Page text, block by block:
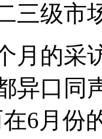
三级市
月的采
异口同
6月份